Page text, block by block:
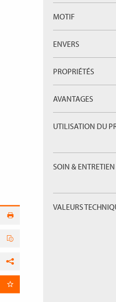
MOTIF
ENVERS
PROPRIÉTÉS
AVANTAGES
UTILISATION DU
SOIN & ENTRETIEN
VALEURS